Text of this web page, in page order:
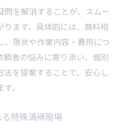
を解消することが、スムー
ます。具体的には、無料相
現状や作業内容・費用につ
頼者の悩みに寄り添い、個別
を提案することで、安心し
。
特殊清掃現場